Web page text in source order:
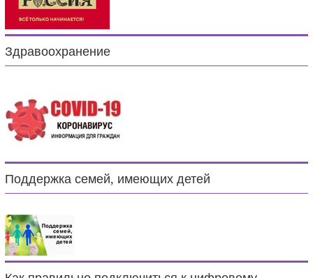
Здравоохранение
Поддержка семей, имеющих детей